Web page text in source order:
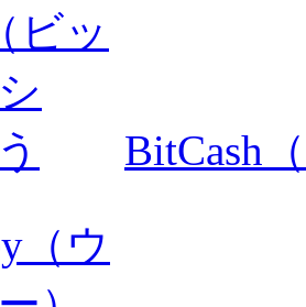
BitCash